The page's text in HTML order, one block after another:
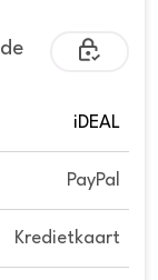
iDEAL
PayPal
Kredietkaart